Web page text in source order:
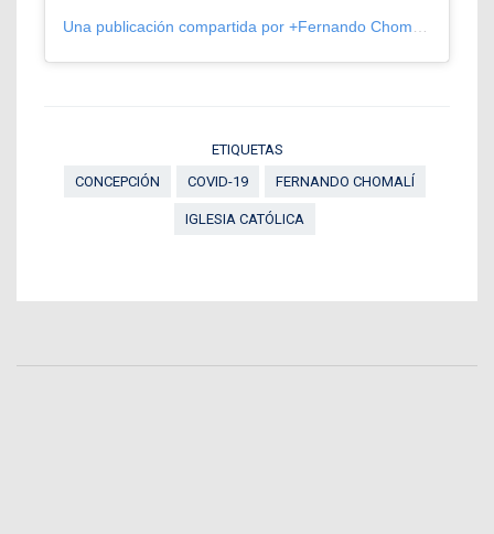
ETIQUETAS
CONCEPCIÓN
COVID-19 FERNANDO CHOMALÍ
IGLESIA CATÓLICA